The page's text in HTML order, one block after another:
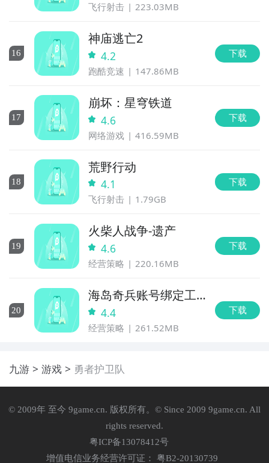
飞行射击 223.03MB
16
神庙逃亡2
4.2
跑酷竞速 147.86MB
下载
17
崩坏：星穹铁道
4.6
网络游戏 416.59MB
下载
18
荒野行动
4.1
飞行射击 1.79GB
下载
19
火柴人战争-遗产
4.6
经营策略 220.16MB
下载
20
海岛奇兵账号绑定工
具 4.4
经营策略 261.52MB
下载
九游 游戏 勇者护卫队
© 2009年 至今 9game.cn. 版权所有。© Since 2009 9game.cn. All
rights reserved.
粤ICP备13078412号
增值电信业务经营许可证： 粤B2-20130739